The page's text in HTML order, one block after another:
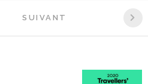
SUIVANT